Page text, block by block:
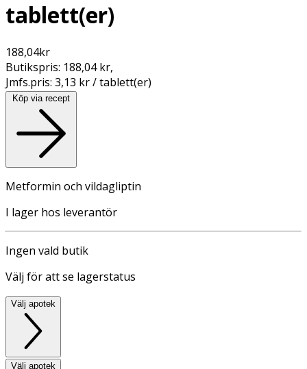
tablett(er)
188,04kr
Butikspris: 188,04 kr,
Jmfs.pris: 3,13 kr / tablett(er)
Köp via recept
Metformin och vildagliptin
I lager hos leverantör
Ingen vald butik
Välj för att se lagerstatus
Välj apotek
Välj apotek